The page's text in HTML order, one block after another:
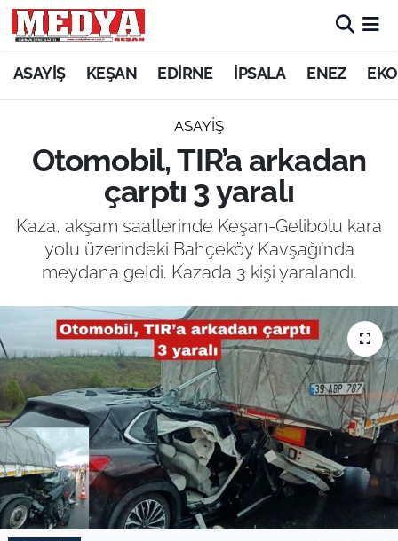
ASAYİŞ KEŞAN EDİRNE İPSALA ENEZ
ASAYİŞ
Otomobil, TIR’a arkadan
çarptı 3 yaralı
Kaza, akşam saatlerinde Keşan-Gelibolu kara
yolu üzerindeki Bahçeköy Kavşağı’nda
meydana geldi. Kazada 3 kişi yaralandı.
KEŞAN
ASAYİŞ
SİYASET
GÜNDEM
SAĞLIK
EĞİTİM
TARIM VE HAYVANCILIK
KÜLTÜR SANAT
RESMİ İLAN